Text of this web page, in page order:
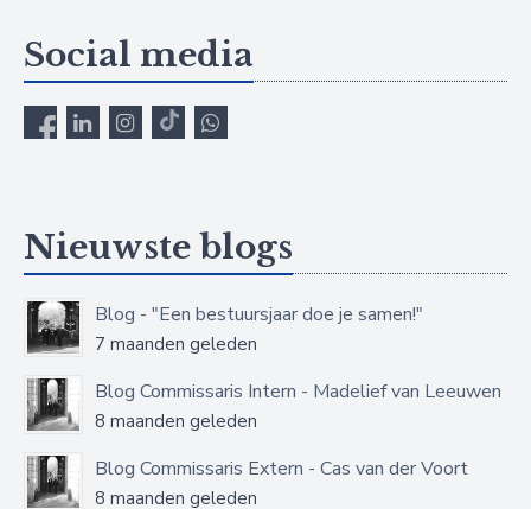
Social media
Nieuwste blogs
Blog - "Een bestuursjaar doe je samen!"
7 maanden geleden
Blog Commissaris Intern - Madelief van Leeuwen
8 maanden geleden
Blog Commissaris Extern - Cas van der Voort
8 maanden geleden